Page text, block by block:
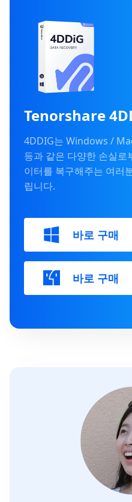
Tenorshare
4DDIG는 Windows /
등과 같은 다양한 손실로
이터를 복구해주는 여러
립니다.
바로 구매
바로 구매